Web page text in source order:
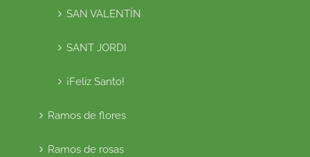
SAN VALENTÍN
SANT JORDI
¡Feliz Santo!
Ramos de flores
Ramos de rosas